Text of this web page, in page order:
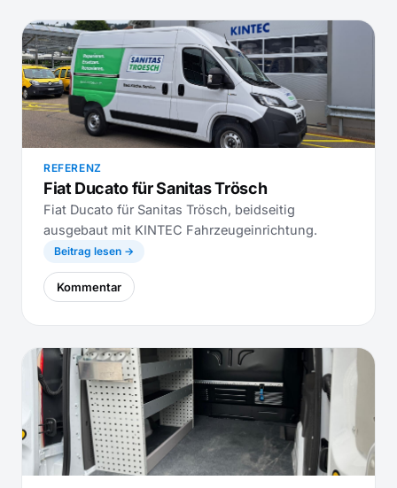
REFERENZ
Fiat Ducato für Sanitas Trösch
Fiat Ducato für Sanitas Trösch, beidseitig
ausgebaut mit KINTEC Fahrzeugeinrichtung.
Beitrag lesen →
Kommentar